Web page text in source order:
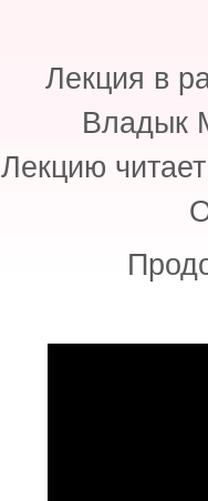
Лекция в
Владык
Лекцию